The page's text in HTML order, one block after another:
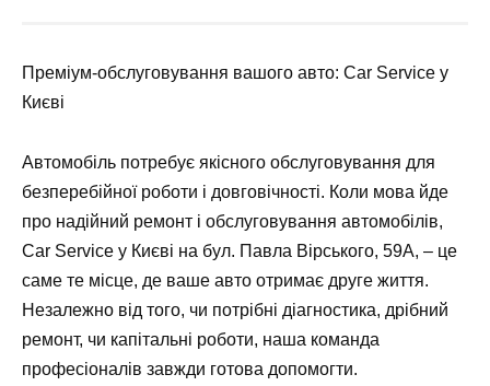
Преміум-обслуговування вашого авто: Car Service у
Києві
Автомобіль потребує якісного обслуговування для
безперебійної роботи і довговічності. Коли мова йде
про надійний ремонт і обслуговування автомобілів,
Car Service у Києві на бул. Павла Вірського, 59А, – це
саме те місце, де ваше авто отримає друге життя.
Незалежно від того, чи потрібні діагностика, дрібний
ремонт, чи капітальні роботи, наша команда
професіоналів завжди готова допомогти.